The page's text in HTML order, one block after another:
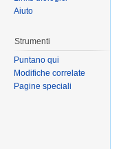
Aiuto
Strumenti
Puntano qui
Modifiche correlate
Pagine speciali